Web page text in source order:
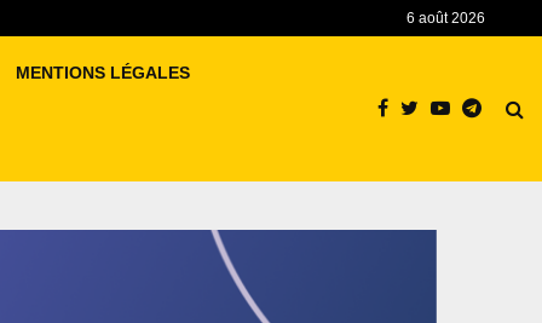
6 août 2026
MENTIONS LÉGALES